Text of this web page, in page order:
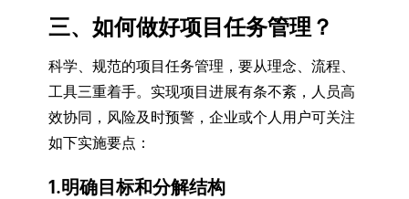
三、如何做好项目任务管理？
科学、规范的项目任务管理，要从理念、流程、
工具三重着手。实现项目进展有条不紊，人员高
效协同，风险及时预警，企业或个人用户可关注
如下实施要点：
1.明确目标和分解结构